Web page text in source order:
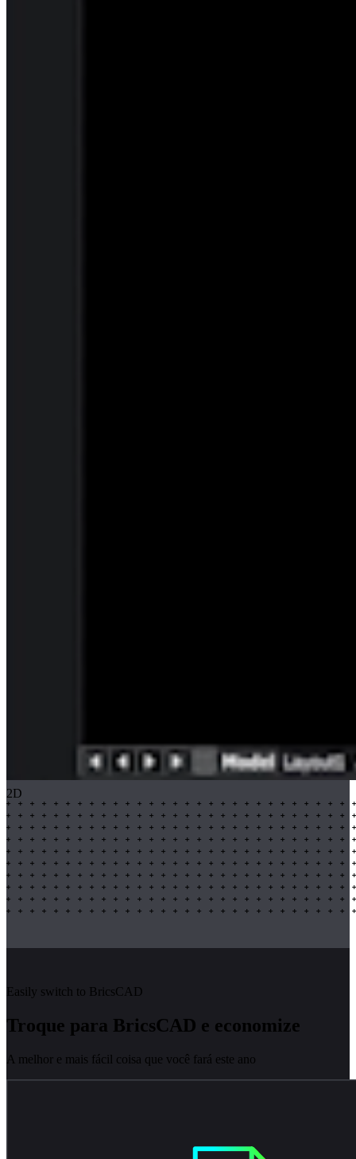
2D
Easily switch to BricsCAD
Troque para BricsCAD e economize
A melhor e mais fácil coisa que você fará este ano